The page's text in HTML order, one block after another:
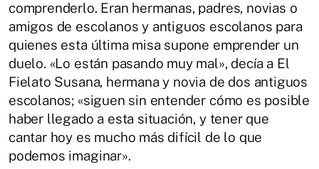
comprenderlo. Eran hermanas, padres, novias o
amigos de escolanos y antiguos escolanos para
quienes esta última misa supone emprender un
duelo. «Lo están pasando muy mal», decía a El
Fielato Susana, hermana y novia de dos antiguos
escolanos; «siguen sin entender cómo es posible
haber llegado a esta situación, y tener que
cantar hoy es mucho más difícil de lo que
podemos imaginar».